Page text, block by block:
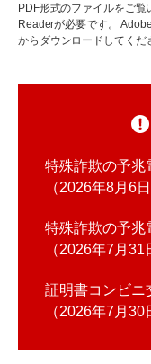
PDF形式のファイルをご
Readerが必要です。
からダウンロードしてくだ
特殊詐欺の予兆
2026年8月6
特殊詐欺の予兆
2026年7月31
証明書コンビニ
2026年7月30